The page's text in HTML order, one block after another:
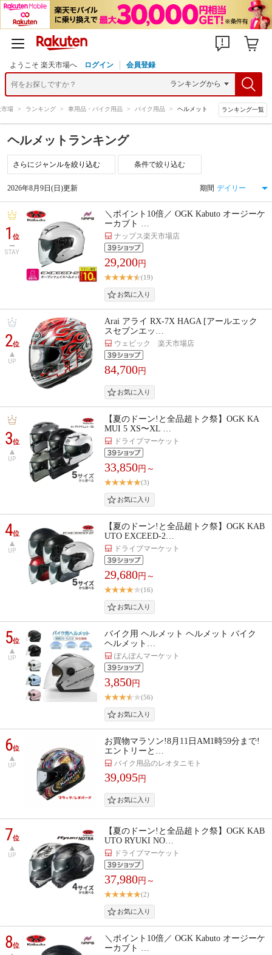
ようこそ 楽天市場へ ログイン 会員登録
市場 > ランキング > 車用品・バイク用品 > バイク用品 > ヘルメット ランキング一覧
ヘルメットランキング
条件で絞り込む
2026年8月9日(日)更新 期間
1位
STAY
＼ポイント10倍／ OGK Kabuto オージーケ
ーカブト …
ナップス楽天市場店
29,200円
(19)
2位
UP
Arai アライ RX-7X HAGA [アールエック
スセブンエッ…
ウェビック 楽天市場店
84,700円
3位
UP
【夏のドーン!と全品超トク祭】OGK KA
MUI 5 XS〜XL …
ドライブマーケット
33,850円～
(3)
4位
UP
【夏のドーン!と全品超トク祭】OGK KAB
UTO EXCEED-2…
ドライブマーケット
29,680円～
(16)
5位
UP
バイク用 ヘルメット ヘルメット バイク
ヘルメット…
ぽんぽんマーケット
3,850円
(56)
6位
UP
お買物マラソン!8月11日AM1時59分まで!
エントリーと…
バイク用品のレオタニモト
39,095円
7位
UP
【夏のドーン!と全品超トク祭】OGK KAB
UTO RYUKI NO…
ドライブマーケット
37,980円～
(2)
8位
＼ポイント10倍／ OGK Kabuto オージーケ
ーカブト …